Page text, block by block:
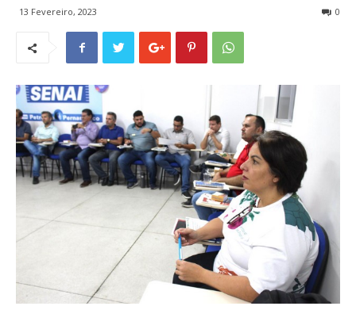
13 Fevereiro, 2023 0